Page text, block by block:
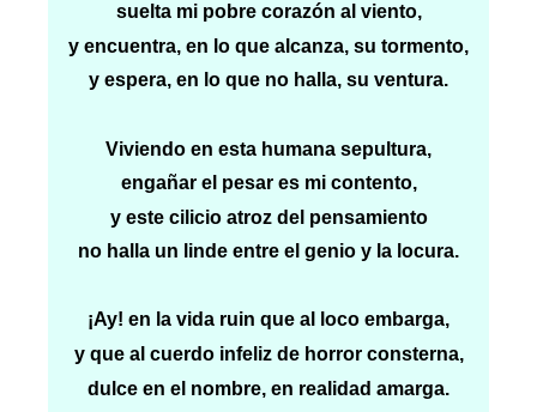
suelta mi pobre corazón al viento,
y encuentra, en lo que alcanza, su tormento,
y espera, en lo que no halla, su ventura.
Viviendo en esta humana sepultura,
engañar el pesar es mi contento,
y este cilicio atroz del pensamiento
no halla un linde entre el genio y la locura.
¡Ay! en la vida ruin que al loco embarga,
y que al cuerdo infeliz de horror consterna,
dulce en el nombre, en realidad amarga.